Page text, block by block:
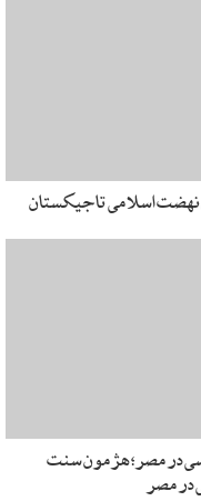
باختری، نوار غزه و
۱۹۴۸، ۳۲% درصد در اردن و مابقی در دیگر
بیش از همیشه است.
دیگر جایگاه راهبردی
نهضت اسلامی تاجیکستان
در مصر؛ هژمون سنت
در مصر